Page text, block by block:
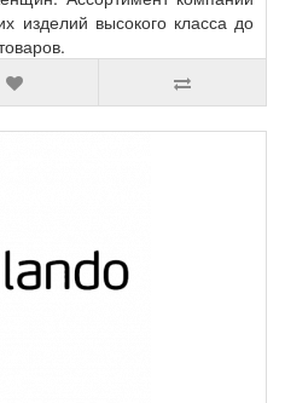
изделий высокого класса до